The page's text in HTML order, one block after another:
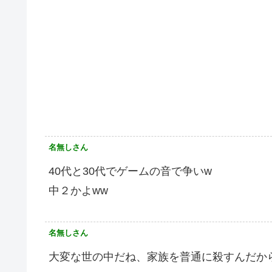
名無しさん
40代と30代でゲームの音で争いw
中２かよww
名無しさん
大変な世の中だね、家族を普通に殺すんだか